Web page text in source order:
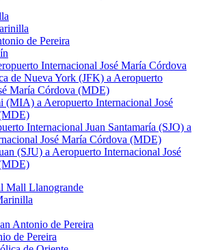
de Pereira
Internacional José María Córdova
de Nueva York (JFK) a Aeropuerto
María Córdova (MDE)
(MIA) a Aeropuerto Internacional José
Internacional Juan Santamaría (SJO) a
José María Córdova (MDE)
(SJU) a Aeropuerto Internacional José
Mall Llanogrande
Antonio de Pereira
de Pereira